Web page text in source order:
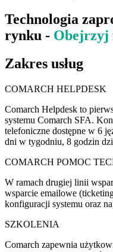
Technologia
rynku - Obejrzyj
Zakres usług
COMARCH HELPDESK
Comarch Helpdesk to
systemu Comarch SFA.
telefoniczne dostępne w 6
dni w tygodniu, 8 godzin
COMARCH POMOC
W ramach drugiej linii
wsparcie emailowe
konfiguracji systemu oraz
SZKOLENIA
Comarch zapewnia